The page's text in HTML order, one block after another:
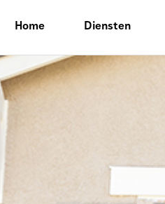
Home Diensten